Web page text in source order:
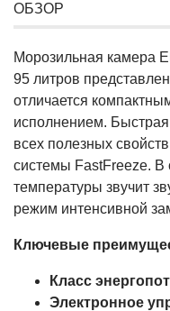
ОБЗОР
Морозильная камера
95 литров
отличается
исполнением.
всех полезных
системы FastFreeze. В
температуры звучит
режим интенсивной
Ключевые
Класс
Электронное